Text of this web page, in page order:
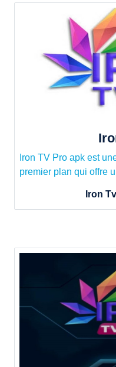
Iron TV Pro apk est
premier plan qui offre
Iron